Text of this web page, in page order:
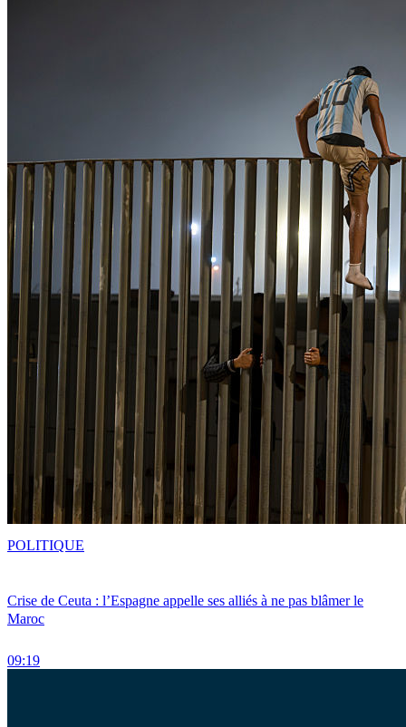
Crise de Ceuta : l’Espagne appelle ses alliés à ne pas blâmer le
Maroc
09:19
POLITIQUE